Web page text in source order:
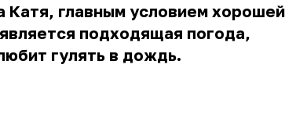
Катя, главным условием хорошей
подходящая погода,
гулять в дождь.